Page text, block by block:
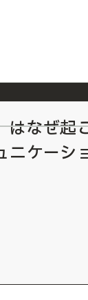
『ONE PIECE magazine
はなぜ起
ケーシ